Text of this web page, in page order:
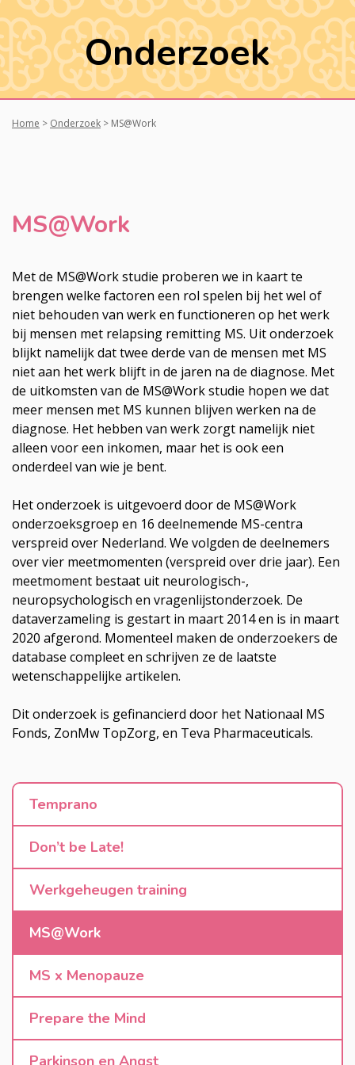
Onderzoek
Home > Onderzoek > MS@Work
Temprano
Don’t be Late!
Werkgeheugen training
MS@Work
MS x Menopauze
Prepare the Mind
Parkinson en Angst
MS@Work
Met de MS@Work studie proberen we in kaart te
brengen welke factoren een rol spelen bij het wel of
niet behouden van werk en functioneren op het werk
bij mensen met relapsing remitting MS. Uit onderzoek
blijkt namelijk dat twee derde van de mensen met MS
niet aan het werk blijft in de jaren na de diagnose. Met
de uitkomsten van de MS@Work studie hopen we dat
meer mensen met MS kunnen blijven werken na de
diagnose. Het hebben van werk zorgt namelijk niet
alleen voor een inkomen, maar het is ook een
onderdeel van wie je bent.
Het onderzoek is uitgevoerd door de MS@Work
onderzoeksgroep en 16 deelnemende MS-centra
verspreid over Nederland. We volgden de deelnemers
over vier meetmomenten (verspreid over drie jaar). Een
meetmoment bestaat uit neurologisch-,
neuropsychologisch en vragenlijstonderzoek. De
dataverzameling is gestart in maart 2014 en is in maart
2020 afgerond. Momenteel maken de onderzoekers de
database compleet en schrijven ze de laatste
wetenschappelijke artikelen.
Dit onderzoek is gefinancierd door het Nationaal MS
Fonds, ZonMw TopZorg, en Teva Pharmaceuticals.